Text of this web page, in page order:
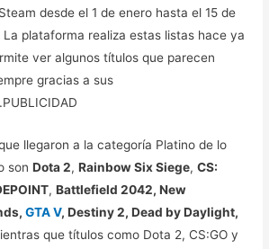
desde el 1 de enero hasta el 15 de
La plataforma realiza estas listas hace ya
ver algunos títulos que parecen
gracias a sus
llegaron a la categoría Platino de lo
sonDota 2,Rainbow Six Siege,CS:
,Battlefield 2042, New
GTA V, Destiny 2, Dead by Daylight,
que títulos como Dota 2, CS:GO y